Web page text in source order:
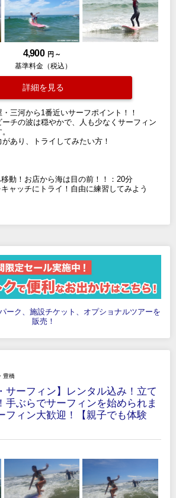
4,900 円 ～
基準料金（税込）
詳細を見る
三河から1番近いサーフポイント！！
チの波は穏やかで、人も少なくサーフィン
あり、トライしてみたい方！
動！お店から海は目の前！！：20分
ャッチにトライ！自由に練習してみよう
ーク、施設チケット、オプショナルツアーを
販売！
豊橋
サーフィン】レンタル込み！立て
手ぶらでサーフィンを始められま
フィン大歓迎！【親子でも体験